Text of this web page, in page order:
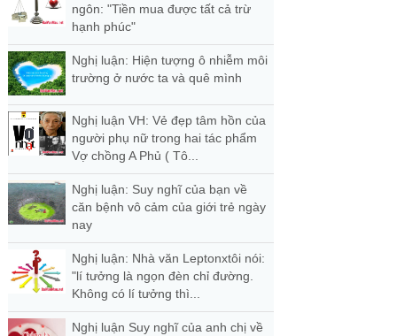
ngôn: "Tiền mua được tất cả trừ
hạnh phúc"
Nghị luận: Hiện tượng ô nhiễm môi
trường ở nước ta và quê mình
Nghị luận VH: Vẻ đẹp tâm hồn của
người phụ nữ trong hai tác phẩm
Vợ chồng A Phủ ( Tô...
Nghị luận: Suy nghĩ của bạn về
căn bệnh vô cảm của giới trẻ ngày
nay
Nghị luận: Nhà văn Leptonxtôi nói:
"lí tưởng là ngọn đèn chỉ đường.
Không có lí tưởng thì...
Nghị luận Suy nghĩ của anh chị về